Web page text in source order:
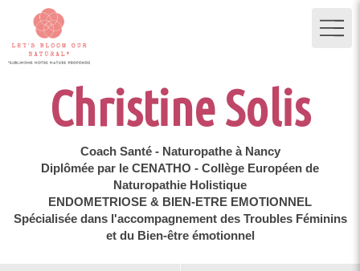
Christine Solis
Coach Santé - Naturopathe à Nancy
Diplômée par le CENATHO - Collège Européen de
Naturopathie Holistique
ENDOMETRIOSE & BIEN-ETRE EMOTIONNEL
Spécialisée dans l'accompagnement des Troubles Féminins
et du Bien-être émotionnel